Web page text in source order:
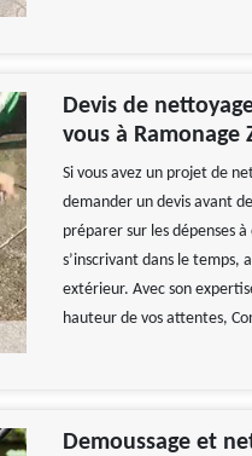
Devis de
vous à Ramonage
Si vous avez un projet de
demander un devis avant
préparer sur les dépenses
s’inscrivant dans le temps,
extérieur. Avec son
hauteur de vos attentes,
Demoussage et